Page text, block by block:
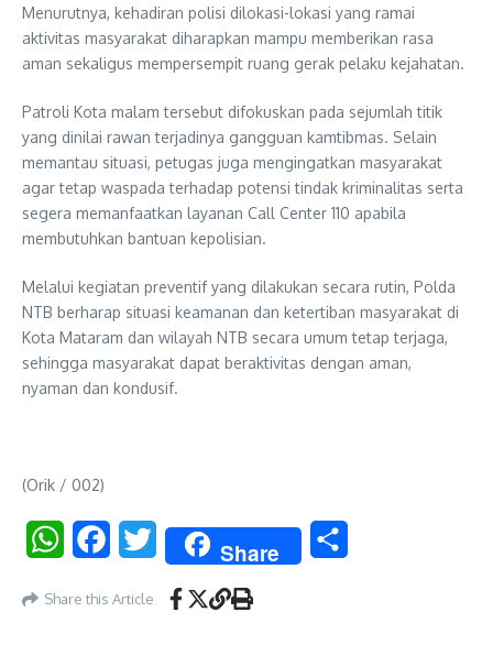
Menurutnya, kehadiran polisi dilokasi-lokasi yang ramai
aktivitas masyarakat diharapkan mampu memberikan rasa
aman sekaligus mempersempit ruang gerak pelaku kejahatan.
Patroli Kota malam tersebut difokuskan pada sejumlah titik
yang dinilai rawan terjadinya gangguan kamtibmas. Selain
memantau situasi, petugas juga mengingatkan masyarakat
agar tetap waspada terhadap potensi tindak kriminalitas serta
segera memanfaatkan layanan Call Center 110 apabila
membutuhkan bantuan kepolisian.
Melalui kegiatan preventif yang dilakukan secara rutin, Polda
NTB berharap situasi keamanan dan ketertiban masyarakat di
Kota Mataram dan wilayah NTB secara umum tetap terjaga,
sehingga masyarakat dapat beraktivitas dengan aman,
nyaman dan kondusif.
(Orik / 002)
WhatsAppFacebookTwitter Share
Share this Article